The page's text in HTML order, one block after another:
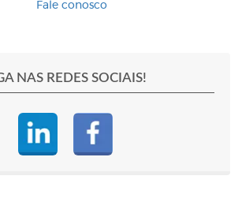
NAS REDES SOCIAIS!